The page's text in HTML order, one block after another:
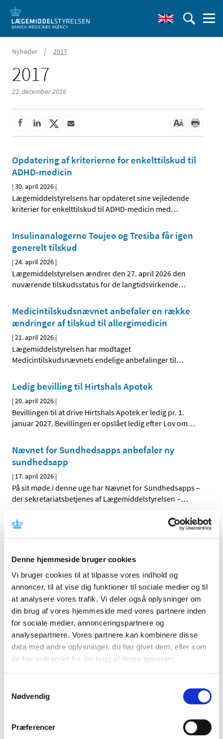
Denne hjemmeside bruger cookies
Vi bruger cookies til at tilpasse vores indhold og
annoncer, til at vise dig funktioner til sociale medier og til
at analysere vores trafik. Vi deler også oplysninger om
din brug af vores hjemmeside med vores partnere inden
for sociale medier, annonceringspartnere og
analysepartnere. Vores partnere kan kombinere disse
data med andre oplysninger, du har givet dem, eller som
de har indsamlet fra din brug af deres tjenester.
Nødvendig
Præferencer
Nyheder / 2017
2017
22. december 2016
Opdatering af kriterierne for enkelttilskud til
ADHD-medicin
|30. april 2026 |
Lægemiddelstyrelsens har opdateret sine vejledende
kriterier for enkelttilskud til ADHD-medicin med…
Insulinanalogerne Toujeo og Tresiba får igen
generelt tilskud
|24. april 2026 |
Lægemiddelstyrelsen ændrer den 27. april 2026 den
nuværende tilskudsstatus for de langtidsvirkende…
Medicintilskudsnævnet anbefaler en række
ændringer af tilskud til allergimedicin
|21. april 2026 |
Lægemiddelstyrelsen har modtaget
Medicintilskudsnævnets endelige anbefalinger til…
Ledig bevilling til Hirtshals Apotek
|20. april 2026 |
Bevillingen til at drive Hirtshals Apotek er ledig pr. 1.
januar 2027. Bevillingen er opslået ledig efter Lov om…
Nævnet for Sundhedsapps anbefaler ny
sundhedsapp
| 17. april 2026 |
På sit møde i denne uge har Nævnet for Sundhedsapps –
der sekretariatsbetjenes af Lægemiddelstyrelsen –…
Ledig bevilling til Hjørring Løve Apotek
|17. april 2026|
oktober 2026. Bevillingen er opslået ledig efter Lov om
Alle (2506)
TID
august (1)
juli (13)
april (6)
januar (16)